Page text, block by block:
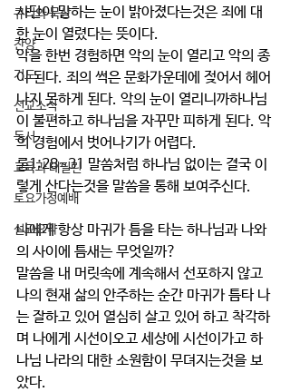
큐티와 묵상
찬양
기도
선교소식
독서
교육과 테필린
토요가정예배
설교요약
사단이 말하는 눈이 밝아졌다는것은 죄에 대
한 눈이 열렸다는 뜻이다.
악을 한번 경험하면 악의 눈이 열리고 악의 종
이 된다. 죄의 썩은 문화가운데에 젖어서 헤어
나지 못하게 된다. 악의 눈이 열리니까하나님
이 불편하고 하나님을 자꾸만 피하게 된다. 악
의 경험에서 벗어나기가 어렵다.
롬1:28~31 말씀처럼 하나님 없이는 결국 이
렇게 산다는것을 말씀을 통해 보여주신다.
나에게 항상 마귀가 틈을 타는 하나님과 나와
의 사이에 틈새는 무엇일까?
말씀을 내 머릿속에 계속해서 선포하지 않고
나의 현재 삶의 안주하는 순간 마귀가 틈타 나
는 잘하고 있어 열심히 살고 있어 하고 착각하
며 나에게 시선이오고 세상에 시선이가고 하
나님 나라의 대한 소원함이 무뎌지는것을 보
았다.